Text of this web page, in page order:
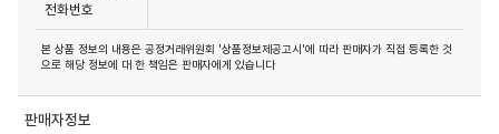
전화번호
본 상품 정보의 내용은 공정거래위원회 '상품정보제공고시'에 따라 판매자가 직접 등록한 것
으로 해당 정보에 대 한 책임은 판매자에게 있습니다
판매자정보